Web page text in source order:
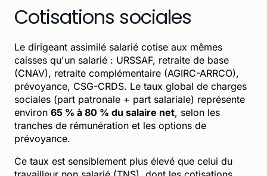
Cotisations sociales
Le dirigeant assimilé salarié cotise aux mêmes
caisses qu'un salarié : URSSAF, retraite de base
(CNAV), retraite complémentaire (AGIRC-ARRCO),
prévoyance, CSG-CRDS. Le taux global de charges
sociales (part patronale + part salariale) représente
environ 65 % à 80 % du salaire net, selon les
tranches de rémunération et les options de
prévoyance.
Ce taux est sensiblement plus élevé que celui du